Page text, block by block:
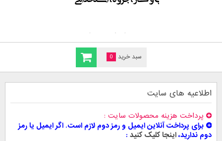
سبد خرید 0
اطلاعیه های سایت
پرداخت هزینه محصولات سایت
برای پرداخت آنلاین ایمیل و رمز دوم لازم است. اگر ایمیل یا رمز
دوم ندارید،اینجا کلیک کنید